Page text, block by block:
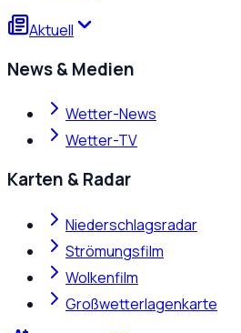
Aktuell
News & Medien
Wetter-News
Wetter-TV
Karten & Radar
Niederschlagsradar
Strömungsfilm
Wolkenfilm
Großwetterlagenkarte